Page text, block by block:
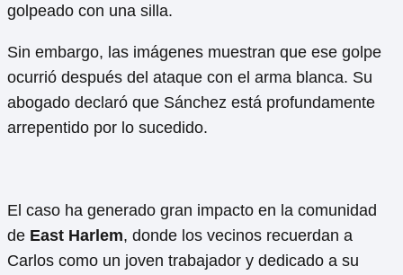
golpeado con una silla.
Sin embargo, las imágenes muestran que ese golpe
ocurrió después del ataque con el arma blanca. Su
abogado declaró que Sánchez está profundamente
arrepentido por lo sucedido.
El caso ha generado gran impacto en la comunidad
de East Harlem, donde los vecinos recuerdan a
Carlos como un joven trabajador y dedicado a su